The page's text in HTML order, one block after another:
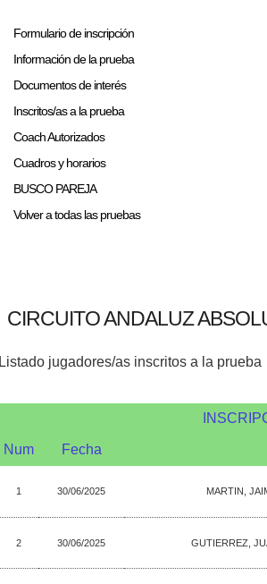
Formulario de inscripción
Información de la prueba
Documentos de interés
Inscritos/as a la prueba
Coach Autorizados
Cuadros y horarios
BUSCO PAREJA
Volver a todas las pruebas
CIRCUITO ANDALUZ
Listado jugadores/as inscritos a la prueba
Num Fecha
1 30/06/2025 MARTIN,
2 30/06/2025 GUTIERREZ,